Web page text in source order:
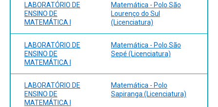
LABORATÓRIO DE
ENSINO DE
MATEMÁTICA I
Matemática - Polo São
Lourenço do Sul
(Licenciatura)
LABORATÓRIO DE
ENSINO DE
MATEMÁTICA I
Matemática - Polo São
Sepé (Licenciatura)
LABORATÓRIO DE
ENSINO DE
MATEMÁTICA I
Matemática - Polo
Sapiranga (Licenciatura)